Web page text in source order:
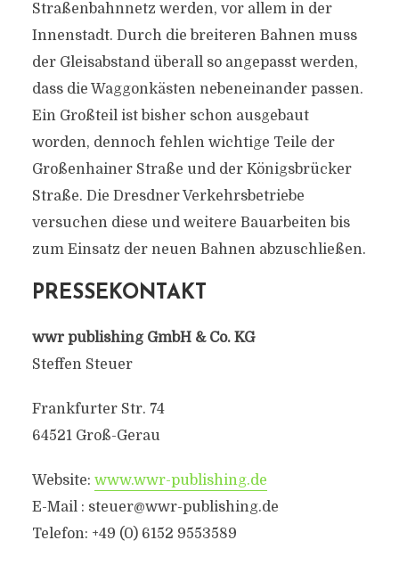
Straßenbahnnetz werden, vor allem in der
Innenstadt. Durch die breiteren Bahnen muss
der Gleisabstand überall so angepasst werden,
dass die Waggonkästen nebeneinander passen.
Ein Großteil ist bisher schon ausgebaut
worden, dennoch fehlen wichtige Teile der
Großenhainer Straße und der Königsbrücker
Straße. Die Dresdner Verkehrsbetriebe
versuchen diese und weitere Bauarbeiten bis
zum Einsatz der neuen Bahnen abzuschließen.
PRESSEKONTAKT
wwr publishing GmbH & Co. KG
Steffen Steuer
Frankfurter Str. 74
64521 Groß-Gerau
Website: www.wwr-publishing.de
E-Mail : steuer@wwr-publishing.de
Telefon: +49 (0) 6152 9553589